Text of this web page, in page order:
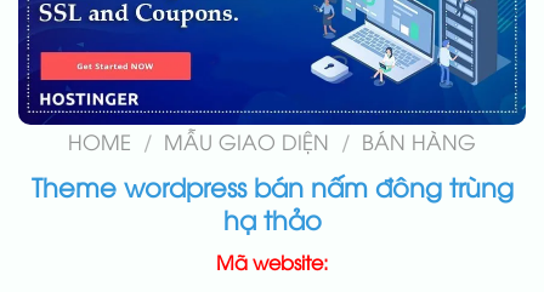
HOME / MẪU GIAO DIỆN / BÁN HÀNG
Theme wordpress bán nấm đông trùng
hạ thảo
Mã website: